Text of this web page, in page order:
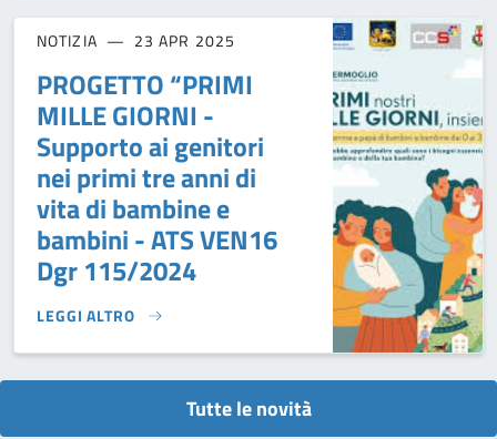
NOTIZIA 23 APR 2025
PROGETTO “PRIMI
MILLE GIORNI -
Supporto ai genitori
nei primi tre anni di
vita di bambine e
bambini - ATS VEN16
Dgr 115/2024
LEGGI ALTRO
PROGETTO “PRIMI MILLE GIORNI - SUPPORTO AI
Tutte le novità